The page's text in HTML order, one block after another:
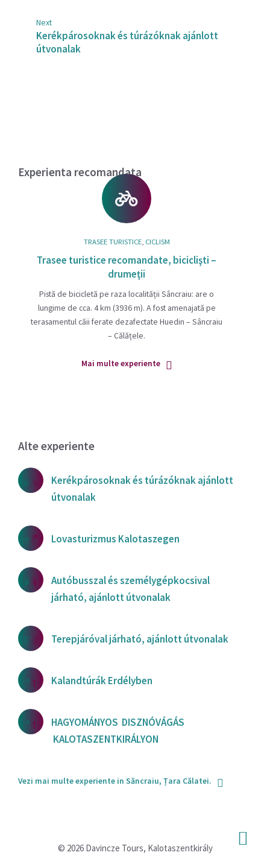
Next
Kerékpárosoknak és túrázóknak ajánlott
útvonalak
Experienta recomandata
TRASEE TURISTICE, CICLISM
Trasee turistice recomandate, biciclişti –
drumeţii
Pistă de bicicletă pe raza localității Sâncraiu: are o
lungime de cca. 4 km (3936 m). A fost amenajată pe
terasamentul căii ferate dezafectate Huedin – Sâncraiu
– Călățele.
Mai multe experiente
Alte experiente
Kerékpárosoknak és túrázóknak ajánlott
útvonalak
Lovasturizmus Kalotaszegen
Autóbusszal és személygépkocsival
járható, ajánlott útvonalak
Terepjáróval járható, ajánlott útvonalak
Kalandtúrák Erdélyben
HAGYOMÁNYOS DISZNÓVÁGÁS
KALOTASZENTKIRÁLYON
Vezi mai multe experiente in Săncraiu, Țara Călatei.
© 2026 Davincze Tours, Kalotaszentkirály